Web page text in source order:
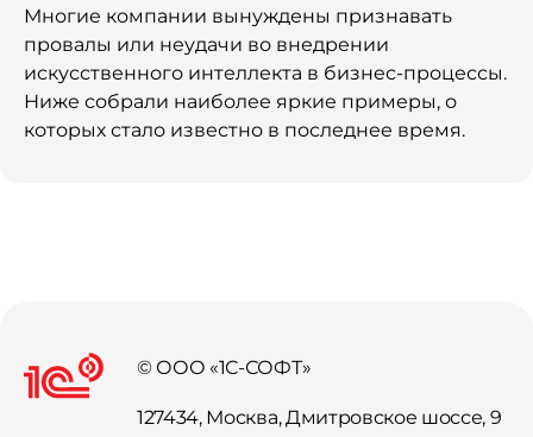
Многие компании вынуждены признавать
провалы или неудачи во внедрении
искусственного интеллекта в бизнес-процессы.
Ниже собрали наиболее яркие примеры, о
которых стало известно в последнее время.
© ООО «1С-СОФТ»
127434, Москва, Дмитровское шоссе, 9